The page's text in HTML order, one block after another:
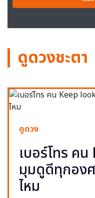
ดูดวงชะตา
ดูดวง
เบอร์โทร ค
มุมดูดีทุกอง
ไหม